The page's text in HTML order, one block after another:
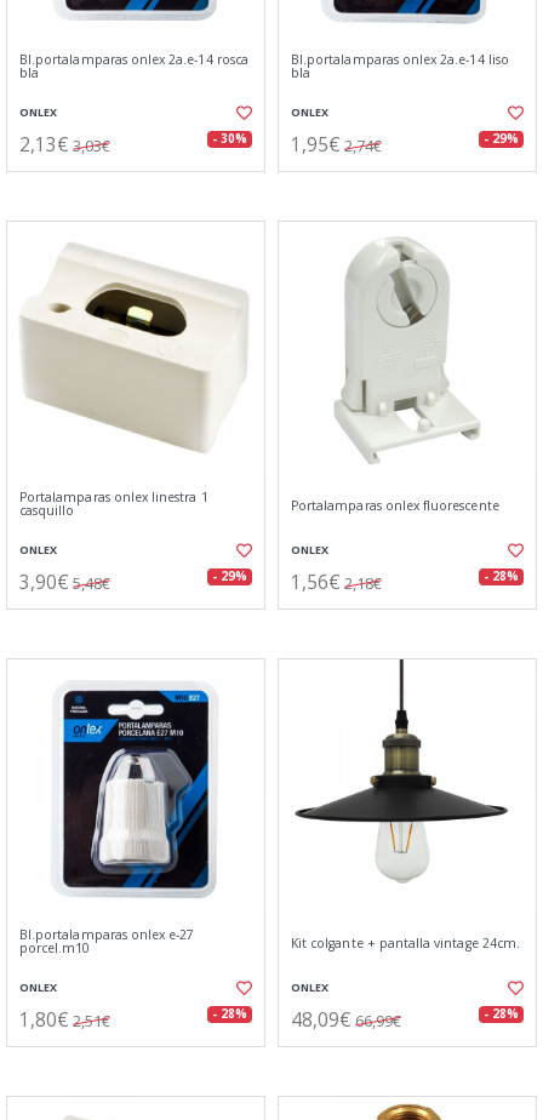
Bl.portalamparas onlex 2a.e-14 rosca
bla
ONLEX
2,13€ 3,03€ - 30%
Bl.portalamparas onlex 2a.e-14 liso
bla
ONLEX
1,95€ 2,74€ - 29%
Portalamparas onlex linestra 1
casquillo
ONLEX
3,90€ 5,48€ - 29%
Portalamparas onlex fluorescente
ONLEX
1,56€ 2,18€ - 28%
Bl.portalamparas onlex e-27
porcel.m10
ONLEX
1,80€ 2,51€ - 28%
Kit colgante + pantalla vintage 24cm.
ONLEX
48,09€ 66,99€ - 28%